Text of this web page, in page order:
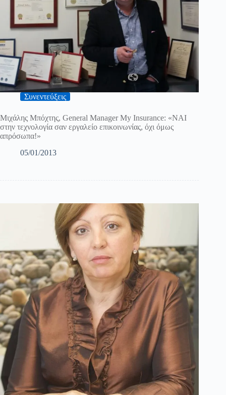
Συνεντεύξεις
Μιχάλης Μπόχτης, General Manager My Insurance: «ΝΑΙ
στην τεχνολογία σαν εργαλείο επικοινωνίας, όχι όμως
απρόσωπα!»
05/01/2013